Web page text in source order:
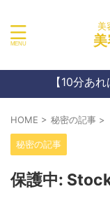
美
【10分あれ
HOME > 秘密の記事 >
秘密の記事
保護中: